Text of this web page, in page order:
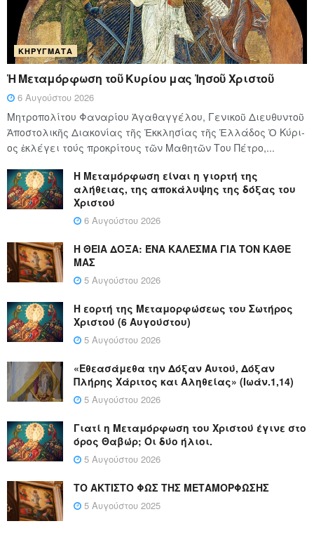
ΚΗΡΎΓΜΑΤΑ
Ἡ Μεταμόρφωση τοῦ Κυρίου μας Ἰησοῦ Χριστοῦ
6 Αυγούστου 2026
Μητροπολίτου Φαναρίου Ἀγαθαγγέλου, Γενικοῦ Διευθυντοῦ
Ἀποστολικῆς Διακονίας τῆς Ἐκκλησίας τῆς Ἑλλάδος Ὁ Κύ­ρι­
ος ἐκλέγει τούς προ­κρί­τους τῶν Μα­θη­τῶν Του Πέ­τρο,...
Η Μεταμόρφωση είναι η γιορτή της
αλήθειας, της αποκάλυψης της δόξας του
Χριστού
6 Αυγούστου 2026
Η ΘΕΙΑ ΔΟΞΑ: ΈΝΑ ΚΑΛΕΣΜΑ ΓΙΑ ΤΟΝ ΚΑΘΕ
ΜΑΣ
5 Αυγούστου 2026
Η εορτή της Μεταμορφώσεως του Σωτήρος
Χριστού (6 Αυγούστου)
5 Αυγούστου 2026
«Εθεασάμεθα την Δόξαν Αυτού, Δόξαν
Πλήρης Χάριτος και Αληθείας» (Ιωάν.1,14)
5 Αυγούστου 2026
Γιατί η Μεταμόρφωση του Χριστού έγινε στο
όρος Θαβώρ; Οι δύο ήλιοι.
5 Αυγούστου 2026
ΤΟ ΑΚΤΙΣΤΟ ΦΩΣ ΤΗΣ ΜΕΤΑΜΟΡΦΩΣΗΣ
5 Αυγούστου 2025